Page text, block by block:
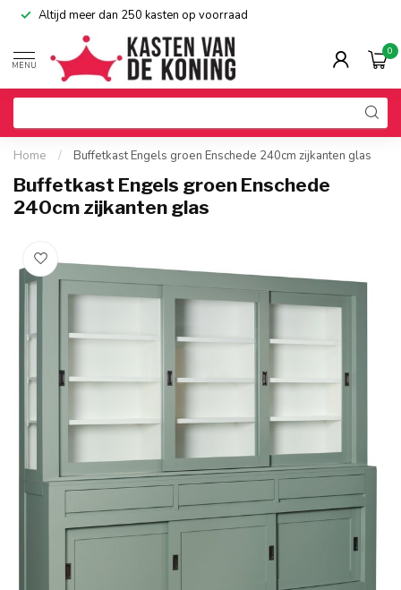
Altijd meer dan 250 kasten op voorraad
MENU
0
Home / Buffetkast Engels groen Enschede 240cm zijkanten glas
Buffetkast Engels groen Enschede
240cm zijkanten glas